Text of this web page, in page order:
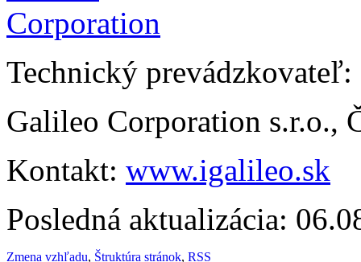
Technický prevádzkovateľ:
Galileo Corporation s.r.o.,
Kontakt: www.igalileo.sk
Posledná aktualizácia:
Zmena vzhľadu, Štruktúra stránok, RSS